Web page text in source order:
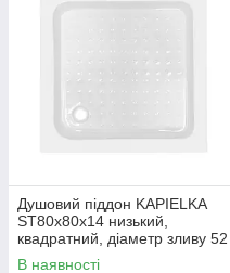
Душовий піддон KAPIELKA
ST80x80х14 низький,
квадратний, діаметр зливу 52
мм Lidz
В наявності